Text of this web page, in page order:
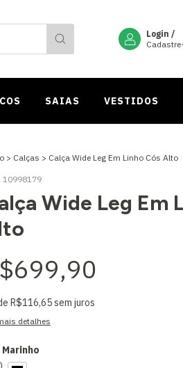
Login /
SAIAS VESTIDOS
> Calças > Calça Wide Leg Em Linho Cós Alto
10998179
Wide Leg Em
R$116,65sem juros
detalhes
Marinho